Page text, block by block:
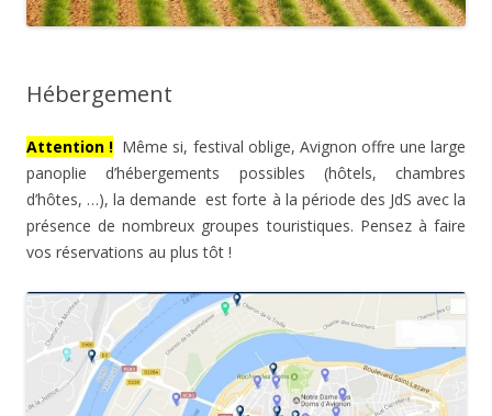
Hébergement
Attention ! Même si, festival oblige, Avignon offre une large
panoplie d’hébergements possibles (hôtels, chambres
d’hôtes, …), la demande est forte à la période des JdS avec la
présence de nombreux groupes touristiques. Pensez à faire
vos réservations au plus tôt !